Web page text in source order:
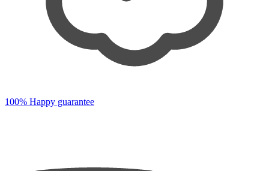
100% Happy guarantee